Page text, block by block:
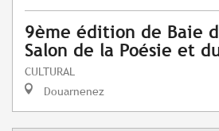
9ème édition de Baie
Salon de la Poésie et
CULTURAL
Douarnenez